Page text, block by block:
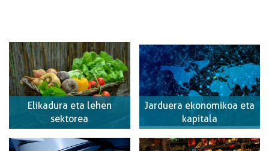
Elikadura eta lehen
sektorea
Jarduera ekonomikoa eta
kapitala